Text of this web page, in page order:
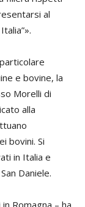
al
e bovine, la
Morelli di
alla
bovini. Si
in Italia e
Daniele.
Romagna – ha